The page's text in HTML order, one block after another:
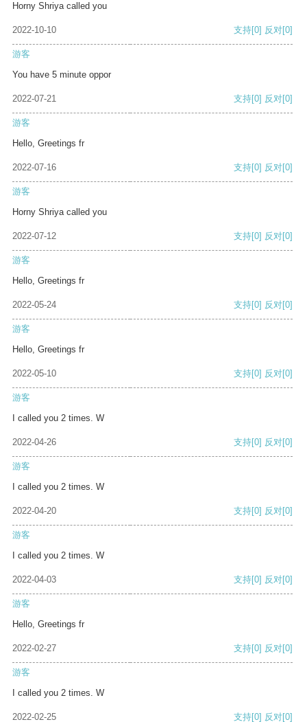
Horny Shriya called you
2022-10-10 支持[0] 反对[0]
游客
You have 5 minute oppor
2022-07-21 支持[0] 反对[0]
游客
Hello, Greetings fr
2022-07-16 支持[0] 反对[0]
游客
Horny Shriya called you
2022-07-12 支持[0] 反对[0]
游客
Hello, Greetings fr
2022-05-24 支持[0] 反对[0]
游客
Hello, Greetings fr
2022-05-10 支持[0] 反对[0]
游客
I called you 2 times. W
2022-04-26 支持[0] 反对[0]
游客
I called you 2 times. W
2022-04-20 支持[0] 反对[0]
游客
I called you 2 times. W
2022-04-03 支持[0] 反对[0]
游客
Hello, Greetings fr
2022-02-27 支持[0] 反对[0]
游客
I called you 2 times. W
2022-02-25 支持[0] 反对[0]